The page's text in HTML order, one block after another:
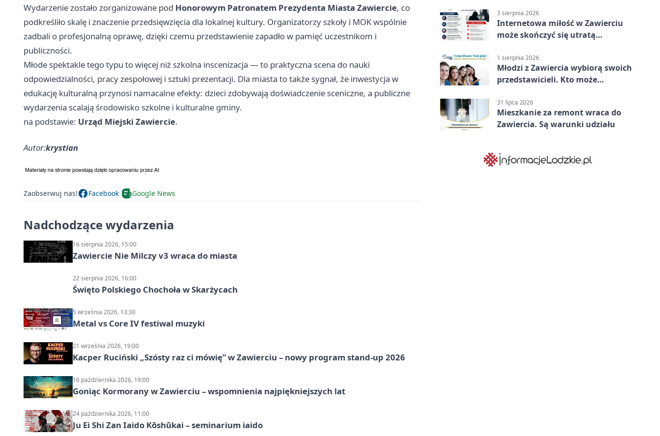
Wydarzenie zostało zorganizowane pod Honorowym Patronatem Prezydenta Miasta Zawiercie, co
podkreśliło skalę i znaczenie przedsięwzięcia dla lokalnej kultury. Organizatorzy szkoły i MOK wspólnie
zadbali o profesjonalną oprawę, dzięki czemu przedstawienie zapadło w pamięć uczestnikom i
publiczności.
Młode spektakle tego typu to więcej niż szkolna inscenizacja — to praktyczna scena do nauki
odpowiedzialności, pracy zespołowej i sztuki prezentacji. Dla miasta to także sygnał, że inwestycja w
edukację kulturalną przynosi namacalne efekty: dzieci zdobywają doświadczenie sceniczne, a publiczne
wydarzenia scalają środowisko szkolne i kulturalne gminy.
na podstawie: Urząd Miejski Zawiercie.
Autor:krystian
Zaobserwuj nas! Facebook Google News
Nadchodzące wydarzenia
16 sierpnia 2026, 15:00
Zawiercie Nie Milczy v3 wraca do miasta
22 sierpnia 2026, 16:00
Święto Polskiego Chochoła w Skarżycach
5 września 2026, 13:30
Metal vs Core IV festiwal muzyki
21 września 2026, 19:00
Kacper Ruciński „Szósty raz ci mówię” w Zawierciu – nowy program stand-up 2026
16 października 2026, 19:00
Goniąc Kormorany w Zawierciu – wspomnienia najpiękniejszych lat
24 października 2026, 11:00
Ju Ei Shi Zan Iaido Kōshūkai – seminarium iaido
promila
3 sierpnia 2026
Internetowa miłość w Zawierciu
może skończyć się utratą
1 sierpnia 2026
Młodzi z Zawiercia wybiorą swoich
przedstawicieli. Kto może
31 lipca 2026
Mieszkanie za remont wraca do
Zawiercia. Są warunki udziału